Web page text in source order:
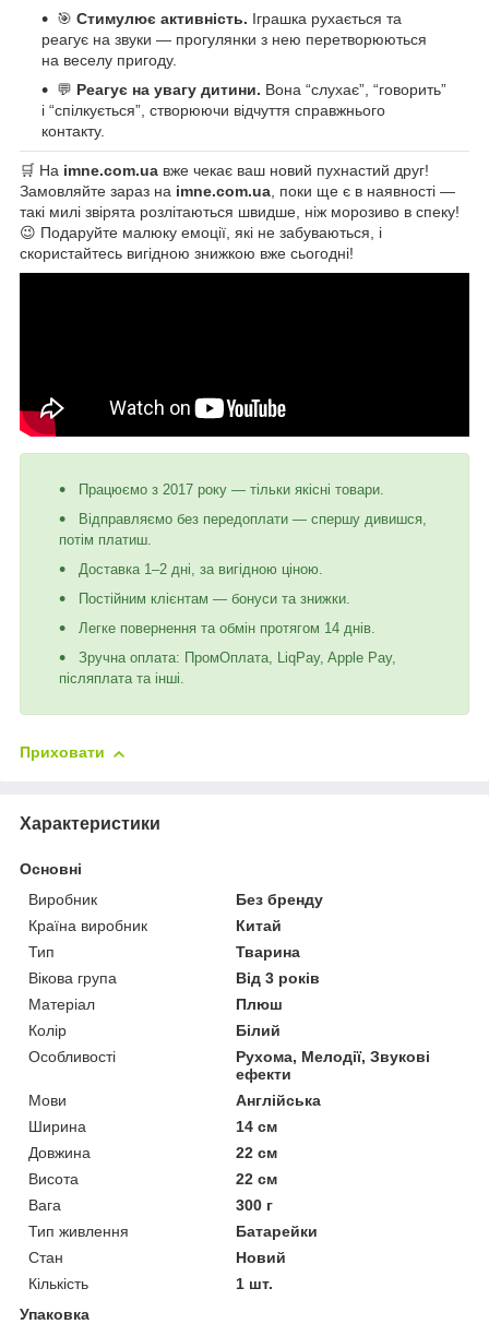
🎯 Стимулює активність. Іграшка рухається та
реагує на звуки — прогулянки з нею перетворюються
на веселу пригоду.
💬 Реагує на увагу дитини. Вона “слухає”, “говорить”
і “спілкується”, створюючи відчуття справжнього
контакту.
🛒 На imne.com.ua вже чекає ваш новий пухнастий друг!
Замовляйте зараз на imne.com.ua , поки ще є в наявності —
такі милі звірята розлітаються швидше, ніж морозиво в спеку!
😉 Подаруйте малюку емоції, які не забуваються, і
скористайтесь вигідною знижкою вже сьогодні!
Працюємо з 2017 року — тільки якісні товари.
Відправляємо без передоплати — спершу дивишся,
потім платиш.
Доставка 1–2 дні, за вигідною ціною.
Постійним клієнтам — бонуси та знижки.
Легке повернення та обмін протягом 14 днів.
Зручна оплата: ПромОплата, LiqPay, Apple Pay,
післяплата та інші.
Приховати
Характеристики
Основні
Виробник
Без бренду
Країна виробник
Китай
Тип
Тварина
Вікова група
Від 3 років
Матеріал
Плюш
Колір
Білий
Особливості
Рухома, Мелодії, Звукові
ефекти
Мови
Англійська
Ширина
14 см
Довжина
22 см
Висота
22 см
Вага
300 г
Тип живлення
Батарейки
Стан
Новий
Кількість
1 шт.
Упаковка